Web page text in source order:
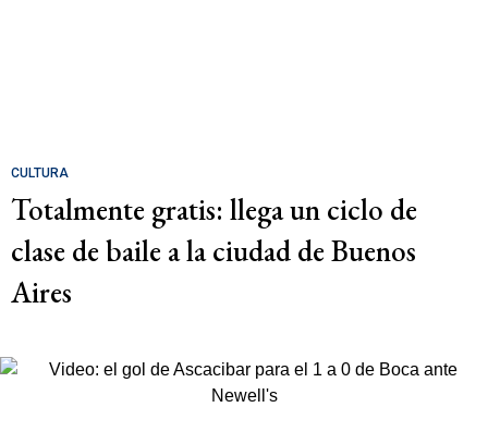
CULTURA
Totalmente gratis: llega un ciclo de
clase de baile a la ciudad de Buenos
Aires